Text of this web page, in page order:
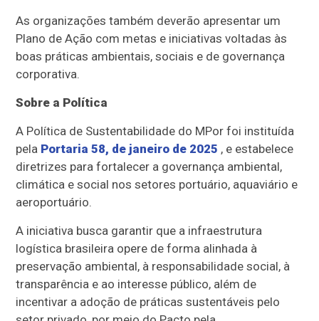
As organizações também deverão apresentar um
Plano de Ação com metas e iniciativas voltadas às
boas práticas ambientais, sociais e de governança
corporativa.
Sobre a Política
A Política de Sustentabilidade do MPor foi instituída
pela Portaria 58, de janeiro de 2025 , e estabelece
diretrizes para fortalecer a governança ambiental,
climática e social nos setores portuário, aquaviário e
aeroportuário.
A iniciativa busca garantir que a infraestrutura
logística brasileira opere de forma alinhada à
preservação ambiental, à responsabilidade social, à
transparência e ao interesse público, além de
incentivar a adoção de práticas sustentáveis pelo